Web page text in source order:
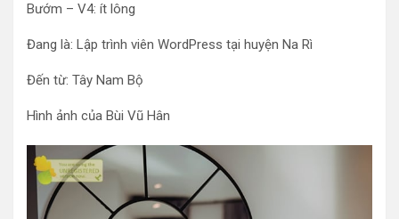
Bướm – V4: ít lông
Đang là: Lập trình viên WordPress tại huyện Na Rì
Đến từ: Tây Nam Bộ
Hình ảnh của Bùi Vũ Hân